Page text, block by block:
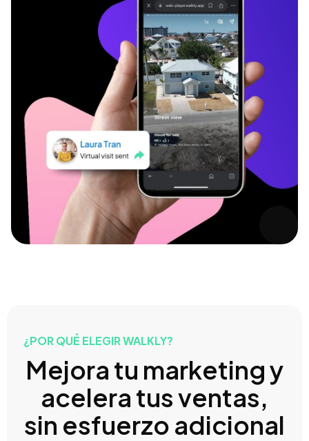
¿POR QUÉ ELEGIR WALKLY?
Mejora tu marketing y
acelera tus ventas,
sin esfuerzo adicional